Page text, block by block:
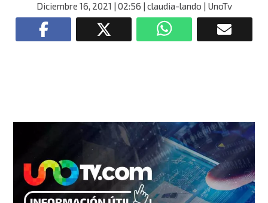
Diciembre 16, 2021 | 02:56 | claudia-lando | UnoTv